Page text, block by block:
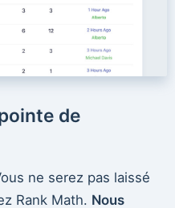
de
ne serez pas laissé
Rank Math. Nous